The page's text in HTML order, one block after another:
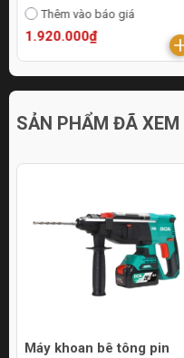
Thêm vào báo giá
1.920.000₫
SẢN PHẨM ĐÃ XEM
Máy khoan bê tông pin